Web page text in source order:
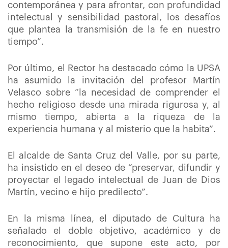
contemporánea y para afrontar, con profundidad
intelectual y sensibilidad pastoral, los desafíos
que plantea la transmisión de la fe en nuestro
tiempo”.
Por último, el Rector ha destacado cómo la UPSA
ha asumido la invitación del profesor Martín
Velasco sobre “la necesidad de comprender el
hecho religioso desde una mirada rigurosa y, al
mismo tiempo, abierta a la riqueza de la
experiencia humana y al misterio que la habita”.
El alcalde de Santa Cruz del Valle, por su parte,
ha insistido en el deseo de “preservar, difundir y
proyectar el legado intelectual de Juan de Dios
Martín, vecino e hijo predilecto”.
En la misma línea, el diputado de Cultura ha
señalado el doble objetivo, académico y de
reconocimiento, que supone este acto, por